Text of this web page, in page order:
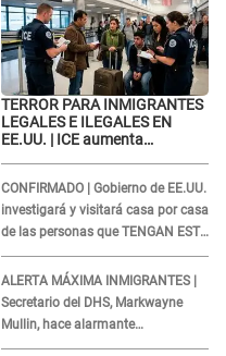
TERROR PARA INMIGRANTES
LEGALES E ILEGALES EN
EE.UU. | ICE aumenta
CONFIRMADO | Gobierno de EE.UU.
investigará y visitará casa por casa
de las personas que TENGAN ESTE
TRABAJO
ALERTA MÁXIMA INMIGRANTES |
Secretario del DHS, Markwayne
Mullin, hace alarmante
declaración: "Ahora vamos por